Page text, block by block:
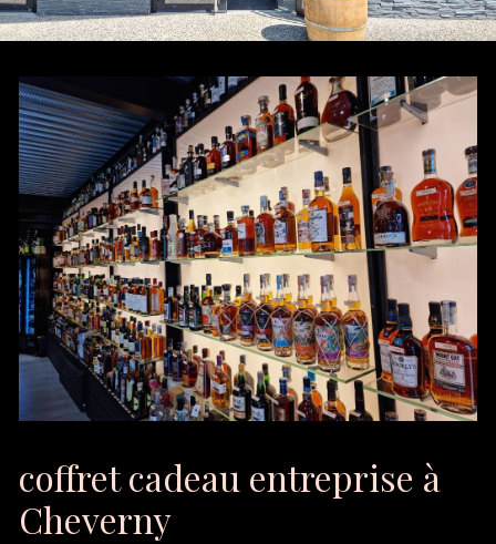
coffret cadeau entreprise à
Cheverny